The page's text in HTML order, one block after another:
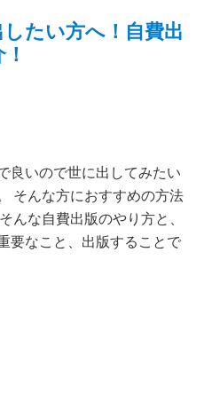
たい方へ！自費出
良いので世に出してみたい
そんな方におすすめの方法
んな自費出版のやり方と、
要なこと、出版することで